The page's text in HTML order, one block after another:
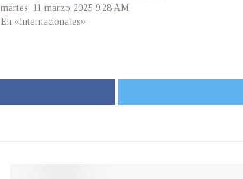
martes, 11 marzo 2025 9:28 AM
En «Internacionales»